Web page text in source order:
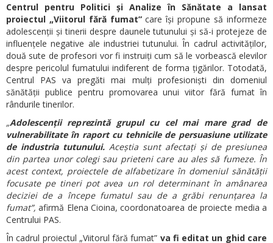
Centrul pentru Politici și Analize în Sănătate a lansat
proiectul „Viitorul fără fumat”care își propune să informeze
adolescenții și tinerii despre daunele tutunului și să-i protejeze de
influențele negative ale industriei tutunului. În cadrul activităților,
două sute de profesori vor fi instruiți cum să le vorbească elevilor
despre pericolul fumatului indiferent de forma țigărilor. Totodată,
Centrul PAS va pregăti mai mulți profesioniști din domeniul
sănătății publice pentru promovarea unui viitor fără fumat în
rândurile tinerilor.
„Adolescenții reprezintă grupul cu cel mai mare grad de
vulnerabilitate în raport cu tehnicile de persuasiune utilizate
de industria tutunului. Aceștia sunt afectați și de presiunea
din partea unor colegi sau prieteni care au ales să fumeze. În
acest context, proiectele de alfabetizare în domeniul sănătății
focusate pe tineri pot avea un rol determinant în amânarea
deciziei de a începe fumatul sau de a grăbi renunțarea la
fumat”, afirmă Elena Cioina, coordonatoarea de proiecte media a
Centrului PAS.
În cadrul proiectul „Viitorul fără fumat” va fi editat un ghid care